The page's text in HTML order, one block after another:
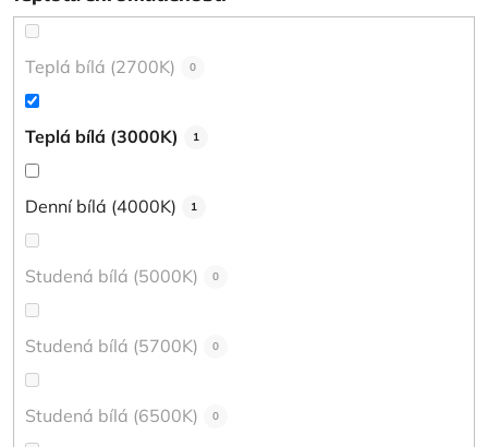
Teplá bílá (2700K) 0
Teplá bílá (3000K) 1
Denní bílá (4000K) 1
Studená bílá (5000K) 0
Studená bílá (5700K) 0
Studená bílá (6500K) 0